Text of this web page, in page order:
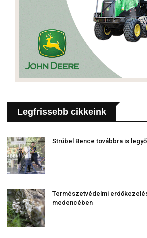
Legfrissebb cikkeink
Strúbel Bence továbbra is
Természetvédelmi
medencében